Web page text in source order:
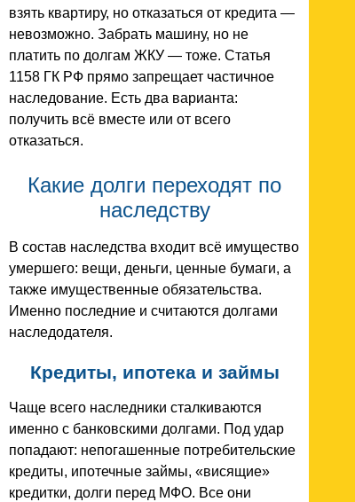
взять квартиру, но отказаться от кредита —
невозможно. Забрать машину, но не
платить по долгам ЖКУ — тоже. Статья
1158 ГК РФ прямо запрещает частичное
наследование. Есть два варианта:
получить всё вместе или от всего
отказаться.
Какие долги переходят по
наследству
В состав наследства входит всё имущество
умершего: вещи, деньги, ценные бумаги, а
также имущественные обязательства.
Именно последние и считаются долгами
наследодателя.
Кредиты, ипотека и займы
Чаще всего наследники сталкиваются
именно с банковскими долгами. Под удар
попадают: непогашенные потребительские
кредиты, ипотечные займы, «висящие»
кредитки, долги перед МФО. Все они